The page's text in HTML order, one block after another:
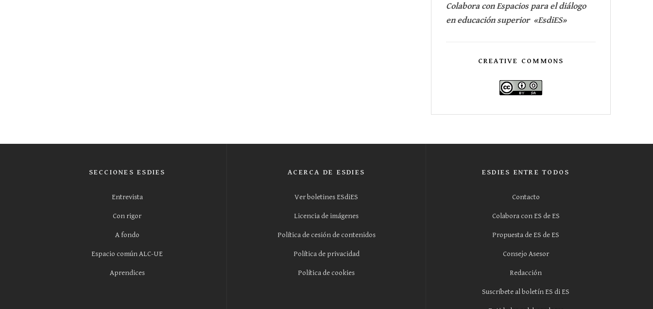
Colabora con Espacios para el diálogo
en educación superior «EsdiES»
CREATIVE COMMONS
SECCIONES ESDIES
Entrevista
Con rigor
A fondo
Espacio común ALC-UE
Aprendices
ACERCA DE ESDIES
Ver boletines ESdiES
Licencia de imágenes
Política de cesión de contenidos
Política de privacidad
Política de cookies
ESDIES ENTRE TODOS
Contacto
Colabora con ES de ES
Propuesta de ES de ES
Consejo Asesor
Redacción
Suscríbete al boletín ES di ES